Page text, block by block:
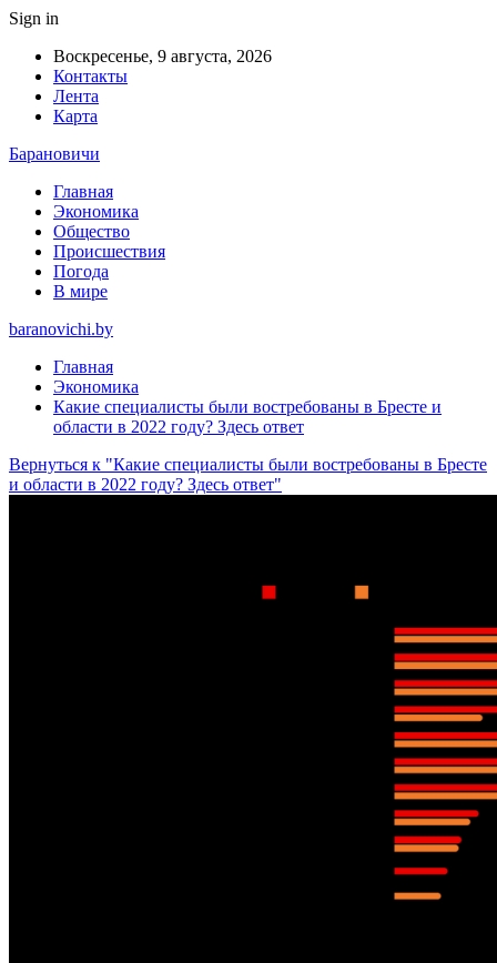
Sign in
Воскресенье, 9 августа, 2026
Контакты
Лента
Карта
Барановичи
Главная
Экономика
Общество
Происшествия
Погода
В мире
baranovichi.by
Главная
Экономика
Какие специалисты были востребованы в Бресте и
области в 2022 году? Здесь ответ
Вернуться к "Какие специалисты были востребованы в Бресте
и области в 2022 году? Здесь ответ"